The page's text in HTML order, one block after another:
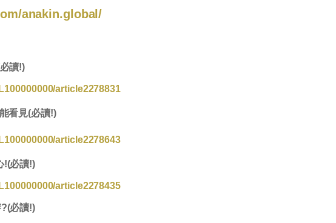
anakin.global/
讀!)
article2278831
看見(必讀!)
article2278643
!(必讀!)
article2278435
必讀!)